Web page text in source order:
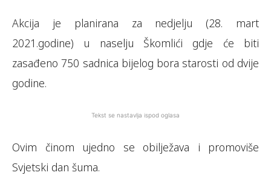
Akcija je planirana za nedjelju (28. mart
2021.godine) u naselju Škomlići gdje će biti
zasađeno 750 sadnica bijelog bora starosti od dvije
godine.
Tekst se nastavlja ispod oglasa
Ovim činom ujedno se obilježava i promoviše
Svjetski dan šuma.